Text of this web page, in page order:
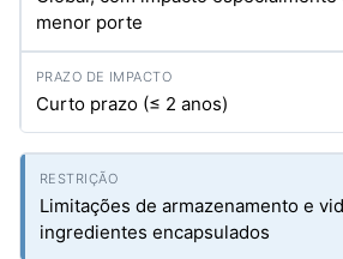
menor porte
Curto prazo (≤ 2 anos)
Limitações de armazenamento e
ingredientes encapsulados